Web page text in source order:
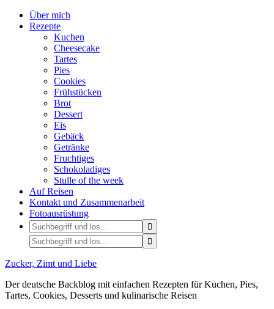
Über mich
Rezepte
Kuchen
Cheesecake
Tartes
Pies
Cookies
Frühstücken
Brot
Dessert
Eis
Gebäck
Getränke
Fruchtiges
Schokoladiges
Stulle of the week
Auf Reisen
Kontakt und Zusammenarbeit
Fotoausrüstung
Zucker, Zimt und Liebe
Der deutsche Backblog mit einfachen Rezepten für Kuchen, Pies,
Tartes, Cookies, Desserts und kulinarische Reisen